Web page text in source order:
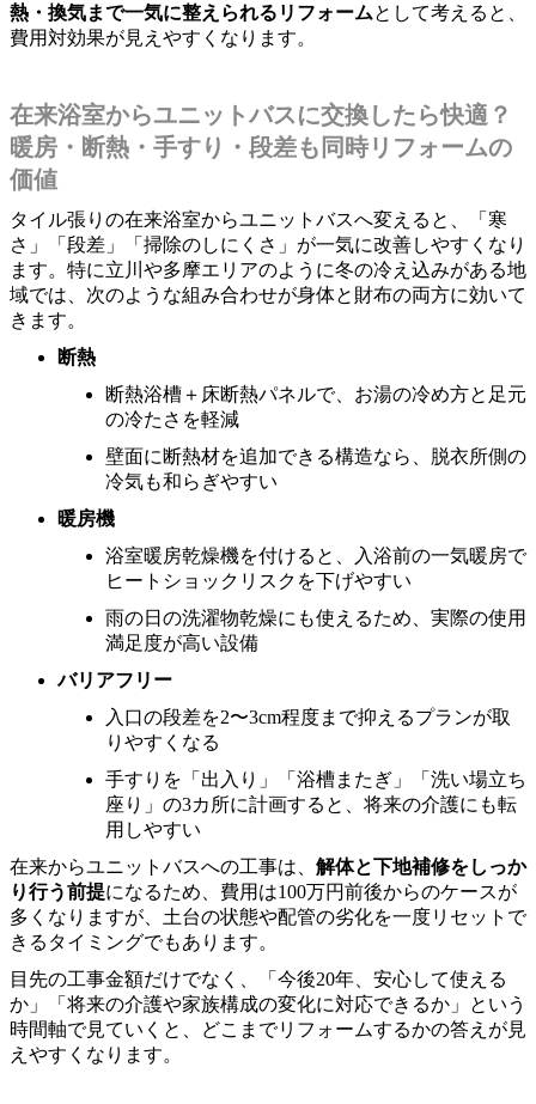
熱・換気まで一気に整えられるリフォームとして考えると、
費用対効果が見えやすくなります。
在来浴室からユニットバスに交換したら快適？
暖房・断熱・手すり・段差も同時リフォームの
価値
タイル張りの在来浴室からユニットバスへ変えると、「寒
さ」「段差」「掃除のしにくさ」が一気に改善しやすくなり
ます。特に立川や多摩エリアのように冬の冷え込みがある地
域では、次のような組み合わせが身体と財布の両方に効いて
きます。
断熱
断熱浴槽＋床断熱パネルで、お湯の冷め方と足元
の冷たさを軽減
壁面に断熱材を追加できる構造なら、脱衣所側の
冷気も和らぎやすい
暖房機
浴室暖房乾燥機を付けると、入浴前の一気暖房で
ヒートショックリスクを下げやすい
雨の日の洗濯物乾燥にも使えるため、実際の使用
満足度が高い設備
バリアフリー
入口の段差を2〜3cm程度まで抑えるプランが取
りやすくなる
手すりを「出入り」「浴槽またぎ」「洗い場立ち
座り」の3カ所に計画すると、将来の介護にも転
用しやすい
在来からユニットバスへの工事は、 解体と下地補修をしっか
り行う前提になるため、費用は100万円前後からのケースが
多くなりますが、土台の状態や配管の劣化を一度リセットで
きるタイミングでもあります。
目先の工事金額だけでなく、「今後20年、安心して使える
か」「将来の介護や家族構成の変化に対応できるか」という
時間軸で見ていくと、どこまでリフォームするかの答えが見
えやすくなります。